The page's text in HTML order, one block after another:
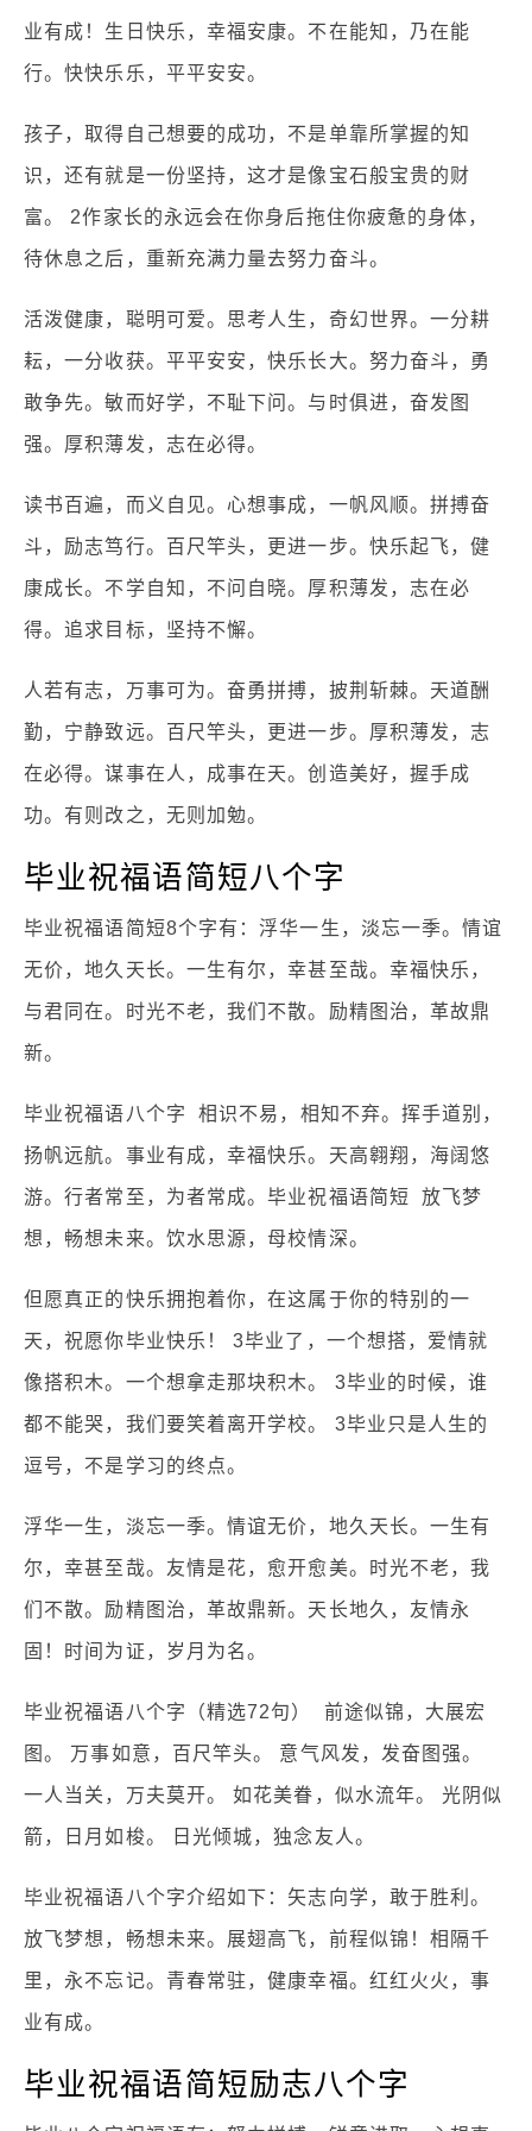
业有成！生日快乐，幸福安康。不在能知，乃在能
行。快快乐乐，平平安安。
孩子，取得自己想要的成功，不是单靠所掌握的知
识，还有就是一份坚持，这才是像宝石般宝贵的财
富。 2作家长的永远会在你身后拖住你疲惫的身体，
待休息之后，重新充满力量去努力奋斗。
活泼健康，聪明可爱。思考人生，奇幻世界。一分耕
耘，一分收获。平平安安，快乐长大。努力奋斗，勇
敢争先。敏而好学，不耻下问。与时俱进，奋发图
强。厚积薄发，志在必得。
读书百遍，而义自见。心想事成，一帆风顺。拼搏奋
斗，励志笃行。百尺竿头，更进一步。快乐起飞，健
康成长。不学自知，不问自晓。厚积薄发，志在必
得。追求目标，坚持不懈。
人若有志，万事可为。奋勇拼搏，披荆斩棘。天道酬
勤，宁静致远。百尺竿头，更进一步。厚积薄发，志
在必得。谋事在人，成事在天。创造美好，握手成
功。有则改之，无则加勉。
毕业祝福语简短八个字
毕业祝福语简短8个字有：浮华一生，淡忘一季。情谊
无价，地久天长。一生有尔，幸甚至哉。幸福快乐，
与君同在。时光不老，我们不散。励精图治，革故鼎
新。
毕业祝福语八个字 相识不易，相知不弃。挥手道别，
扬帆远航。事业有成，幸福快乐。天高翱翔，海阔悠
游。行者常至，为者常成。毕业祝福语简短 放飞梦
想，畅想未来。饮水思源，母校情深。
但愿真正的快乐拥抱着你，在这属于你的特别的一
天，祝愿你毕业快乐！ 3毕业了，一个想搭，爱情就
像搭积木。一个想拿走那块积木。 3毕业的时候，谁
都不能哭，我们要笑着离开学校。 3毕业只是人生的
逗号，不是学习的终点。
浮华一生，淡忘一季。情谊无价，地久天长。一生有
尔，幸甚至哉。友情是花，愈开愈美。时光不老，我
们不散。励精图治，革故鼎新。天长地久，友情永
固！时间为证，岁月为名。
毕业祝福语八个字（精选72句） 前途似锦，大展宏
图。 万事如意，百尺竿头。 意气风发，发奋图强。
一人当关，万夫莫开。 如花美眷，似水流年。 光阴似
箭，日月如梭。 日光倾城，独念友人。
毕业祝福语八个字介绍如下：矢志向学，敢于胜利。
放飞梦想，畅想未来。展翅高飞，前程似锦！相隔千
里，永不忘记。青春常驻，健康幸福。红红火火，事
业有成。
毕业祝福语简短励志八个字